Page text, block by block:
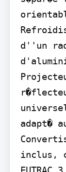
d''un
adapt�
inclus,